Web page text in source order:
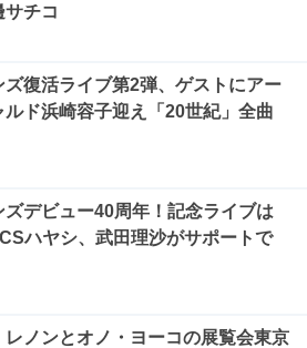
サチコ
ズ復活ライブ第2弾、ゲストにアー
ルド浜崎容子迎え「20世紀」全曲
ズデビュー40周年！記念ライブは
ハヤシ、武田理沙がサポートで
レノンとオノ・ヨーコの展覧会東京